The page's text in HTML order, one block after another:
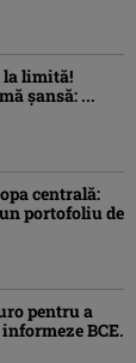
la limită!
șansă: ...
centrală:
portofoliu de
pentru a
BCE.